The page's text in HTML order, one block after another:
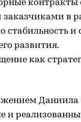
контракты
в
стабильность и
развития.
как
Даниила
и